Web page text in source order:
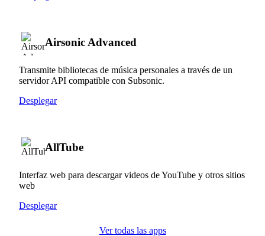
Airsonic Advanced
Transmite bibliotecas de música personales a través de un
servidor API compatible con Subsonic.
Desplegar
AllTube
Interfaz web para descargar videos de YouTube y otros sitios
web
Desplegar
Ver todas las apps